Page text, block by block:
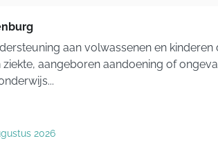
aan volwassenen en
aangeboren aandoening of
2026